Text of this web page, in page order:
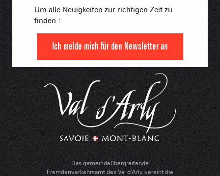
Das gemeindeübergreifende
Fremdenverkehrsamt des Val d'Arly vereint die
Um alle Neuigkeiten zur richtigen Zeit zu
finden :
Ich melde mich für den Newsletter an